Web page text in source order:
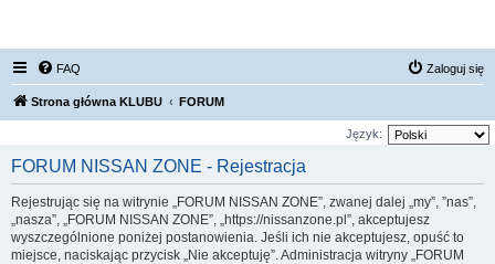
FAQ Zaloguj się
Strona główna KLUBU FORUM
Język:
FORUM NISSAN ZONE - Rejestracja
Rejestrując się na witrynie „FORUM NISSAN ZONE”, zwanej dalej „my”, ”nas”,
„nasza”, „FORUM NISSAN ZONE”, „https://nissanzone.pl”, akceptujesz
wyszczególnione poniżej postanowienia. Jeśli ich nie akceptujesz, opuść to
miejsce, naciskając przycisk „Nie akceptuję”. Administracja witryny „FORUM